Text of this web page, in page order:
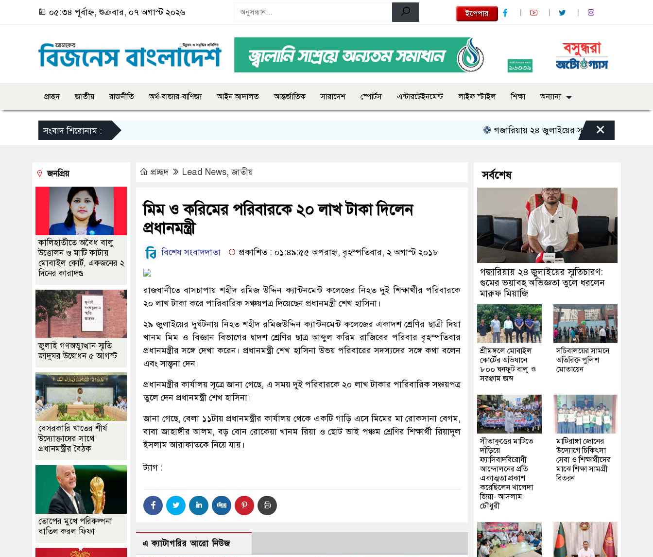
০৫:৩৪ পূর্বাহ্ন, শুক্রবার, ০৭ অগাস্ট ২০২৬ ইপেপার
প্রচ্ছদ জাতীয় রাজনীতি অর্থ-বাজার-বাণিজ্য আইন আদালত আন্তর্জাতিক সারাদেশ স্পোর্টস এন্টারটেইনমেন্ট লাইফ স্টাইল শিক্ষা অন্যান্য
সংবাদ শিরোনাম : গজারিয়ায় ২৪ জুলাইয়ের স্মৃতিচারণ: গুমের ভয়াবহ
×
প্রচ্ছদ Lead News,জাতীয়
মিম ও করিমের পরিবারকে ২০ লাখ টাকা দিলেন
প্রধানমন্ত্রী
বিশেষ সংবাদদাতা প্রকাশিত : ০১:৪৯:৫৫ অপরাহ্ন, বৃহস্পতিবার, ২ অগাস্ট ২০১৮
রাজধানীতে বাসচাপায় শহীদ রমিজ উদ্দিন ক্যান্টনমেন্ট কলেজের নিহত দুই শিক্ষার্থীর পরিবারকে
২০ লাখ টাকা করে পারিবারিক সঞ্চয়পত্র দিয়েছেন প্রধানমন্ত্রী শেখ হাসিনা।
২৯ জুলাইয়ের দুর্ঘটনায় নিহত শহীদ রমিজউদ্দিন ক্যান্টনমেন্ট কলেজের একাদশ শ্রেণির ছাত্রী দিয়া
খানম মিম ও বিজ্ঞান বিভাগের দ্বাদশ শ্রেণির ছাত্র আব্দুল করিম রাজিবের পরিবার বৃহস্পতিবার
প্রধানমন্ত্রীর সঙ্গে দেখা করেন। প্রধানমন্ত্রী শেখ হাসিনা উভয় পরিবারের সদস্যদের সঙ্গে কথা বলেন
এবং সান্ত্বনা দেন।
প্রধানমন্ত্রীর কার্যালয় সূত্রে জানা গেছে, এ সময় দুই পরিবারকে ২০ লাখ টাকার পারিবারিক সঞ্চয়পত্র
তুলে দেন প্রধানমন্ত্রী শেখ হাসিনা।
জানা গেছে, বেলা ১১টায় প্রধানমন্ত্রীর কার্যালয় থেকে একটি গাড়ি এসে মিমের মা রোকসানা বেগম,
বাবা জাহাঙ্গীর আলম, বড় বোন রোকেয়া খানম রিয়া ও ছোট ভাই পঞ্চম শ্রেণির শিক্ষার্থী রিয়াদুল
ইসলাম আরাফাতকে নিয়ে যায়।
ট্যাগ :
এ ক্যাটাগরির আরো নিউজ
জনপ্রিয়
কালিহাতীতে অবৈধ বালু
উত্তোলন ও মাটি কাটায়
মোবাইল কোর্ট, একজনের ২
দিনের কারাদণ্ড
জুলাই গণঅভ্যুত্থান স্মৃতি
জাদুঘর উদ্বোধন ৫ আগস্ট
বেসরকারি খাতের শীর্ষ
উদ্যোক্তাদের সাথে
প্রধানমন্ত্রীর বৈঠক
তোপের মুখে পরিকল্পনা
বাতিল করল ফিফা
সর্বশেষ
গজারিয়ায় ২৪ জুলাইয়ের স্মৃতিচারণ:
গুমের ভয়াবহ অভিজ্ঞতা তুলে ধরলেন
মারুফ মিয়াজি
শ্রীমঙ্গলে মোবাইল
কোর্টের অভিযানে
৮০০ ঘনফুট বালু ও
সরঞ্জাম জব্দ
সচিবালয়ের সামনে
অতিরিক্ত পুলিশ
মোতায়েন
সীতাকুণ্ডের মাটিতে
দাঁড়িয়ে
ফ্যাসিবাদবিরোধী
আন্দোলনের প্রতি
একাত্মতা প্রকাশ
করেছিলেন খালেদা
জিয়া- আসলাম
চৌধুরী
মাটিরাঙ্গা জোনের
উদ্যোগে চিকিৎসা
সেবা ও শিক্ষার্থীদের
মাঝে শিক্ষা সামগ্রী
বিতরন